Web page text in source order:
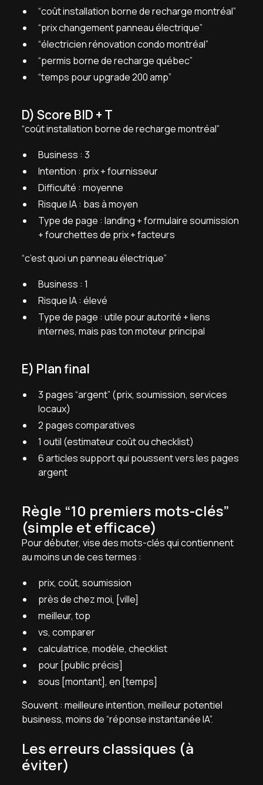
“coût installation borne de recharge montréal”
“prix changement panneau électrique”
“électricien rénovation condo montréal”
“permis borne de recharge québec”
“temps pour upgrade 200 amp”
D) Score BID + T
“coût installation borne de recharge montréal”
Business : 3
Intention : prix + fournisseur
Difficulté : moyenne
Risque IA : bas à moyen
Type de page : landing + formulaire soumission
+ fourchettes de prix + facteurs
“c’est quoi un panneau électrique”
Business : 1
Risque IA : élevé
Type de page : utile pour autorité + liens
internes, mais pas ton moteur principal
E) Plan final
3 pages “argent” (prix, soumission, services
locaux)
2 pages comparatives
1 outil (estimateur coût ou checklist)
6 articles support qui poussent vers les pages
argent
Règle “10 premiers mots-clés”
(simple et efficace)
Pour débuter, vise des mots-clés qui contiennent
au moins un de ces termes :
prix, coût, soumission
près de chez moi, [ville]
meilleur, top
vs, comparer
calculatrice, modèle, checklist
pour [public précis]
sous [montant], en [temps]
Souvent : meilleure intention, meilleur potentiel
business, moins de “réponse instantanée IA”.
Les erreurs classiques (à
éviter)